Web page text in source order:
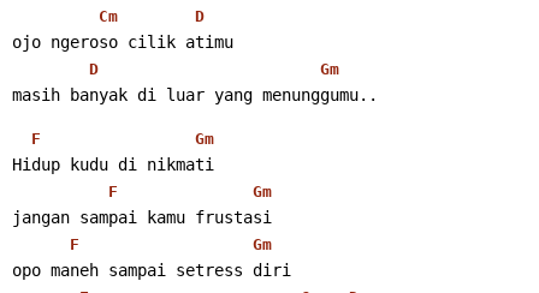
Cm D
ojo ngeroso cilik atimu
D Gm
masih banyak di luar yang menunggumu..
F Gm
Hidup kudu di nikmati
F Gm
jangan sampai kamu frustasi
F Gm
opo maneh sampai setress diri